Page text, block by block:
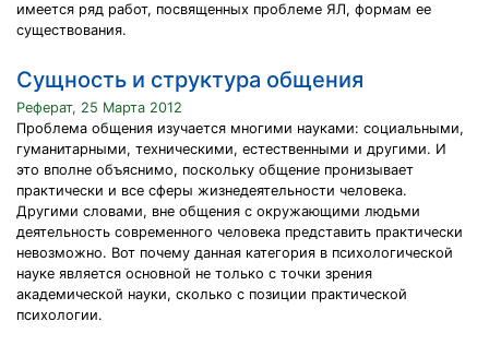
имеется ряд работ, посвященных проблеме ЯЛ, формам ее
существования.
Сущность и структура общения
Реферат, 25 Марта 2012
Проблема общения изучается многими науками: социальными,
гуманитарными, техническими, естественными и другими. И
это вполне объяснимо, поскольку общение пронизывает
практически и все сферы жизнедеятельности человека.
Другими словами, вне общения с окружающими людьми
деятельность современного человека представить практически
невозможно. Вот почему данная категория в психологической
науке является основной не только с точки зрения
академической науки, сколько с позиции практической
психологии.